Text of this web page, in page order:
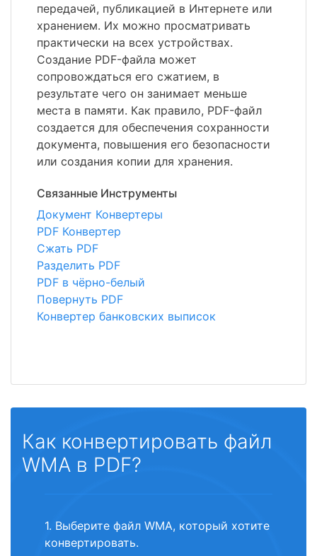
передачей, публикацией в Интернете или
хранением. Их можно просматривать
практически на всех устройствах.
Создание PDF-файла может
сопровождаться его сжатием, в
результате чего он занимает меньше
места в памяти. Как правило, PDF-файл
создается для обеспечения сохранности
документа, повышения его безопасности
или создания копии для хранения.
Связанные Инструменты
Документ Конвертеры
PDF Конвертер
Сжать PDF
Разделить PDF
PDF в чёрно-белый
Повернуть PDF
Конвертер банковских выписок
Как конвертировать файл
WMA в PDF?
1. Выберите файл WMA, который хотите
конвертировать.